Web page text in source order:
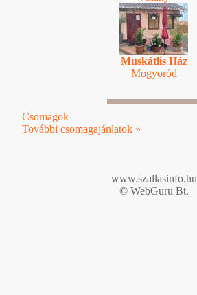
Muskátlis Ház
Mogyoród
Csomagok
További csomagajánlatok »
www.szallasinfo.hu
© WebGuru Bt.